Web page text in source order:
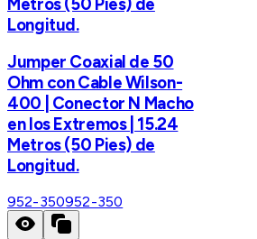
Longitud.
Jumper Coaxial de 50
Ohm con Cable Wilson-
400 | Conector N Macho
en los Extremos | 15.24
Metros (50 Pies) de
Longitud.
952-350952-350